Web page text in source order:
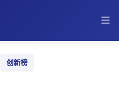
创新榜